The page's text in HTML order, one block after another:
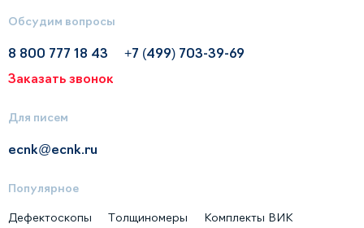
Обсудим вопросы
8 800 777 18 43
+7 (499) 703-39-69
Заказать звонок
Для писем
ecnk@ecnk.ru
Популярное
Дефектоскопы Толщиномеры
Комплекты ВИК